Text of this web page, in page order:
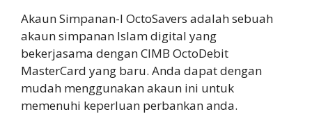
Akaun Simpanan-I OctoSavers adalah sebuah
akaun simpanan Islam digital yang
bekerjasama dengan CIMB OctoDebit
MasterCard yang baru. Anda dapat dengan
mudah menggunakan akaun ini untuk
memenuhi keperluan perbankan anda.